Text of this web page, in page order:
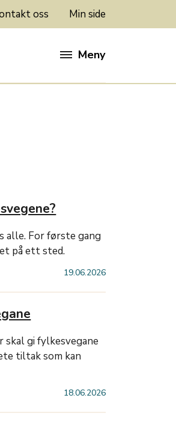
oss Min side
Meny
alle. For første gang
på ett sted.
19.06.2026
skal gi fylkesvegane
tiltak som kan
18.06.2026